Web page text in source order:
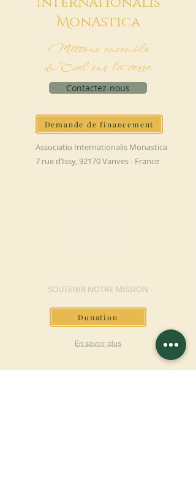
MonAstica
Mettons ensemble
du Ciel sur la terre
Contactez-nous
Demande de financement
Associatio Internationalis Monastica
7 rue d’Issy, 92170 Vanves - France
SOUTENIR NOTRE MISSION
Donation
En savoir plus